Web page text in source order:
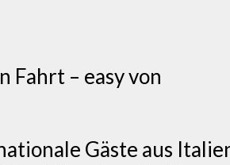
Fahrt – easy von
Gäste aus